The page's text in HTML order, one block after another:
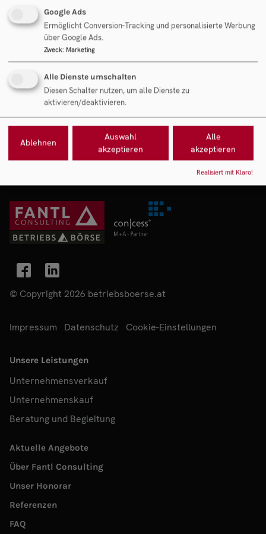
Verarbeitung der oben angeführten Daten zum Zweck
Erfüllung der angefragten Dienstleistung ein. Mit dem
Ankreuzen der Option zur Newsletter-Anmeldung
willigen Sie zudem in die Verarbeitung der oben
angeführten Daten zum Zweck der Zusendung eines E-
Mail-Newsletters ein.
© Copyright 2026 betriebsboerse.at
Impressum Datenschutz Cookie-Einstellungen
Unsere Leistungen
Unternehmensverkauf
Unternehmenskauf
Beratung und Begleitung
Aktuelle Angebote
Über Fantl Consulting
Unser Honorar
Referenzen
FAQ
Google Ads
Ermöglicht Conversion-Tracking und personalisierte Werbung
über Google Ads.
Zweck: Marketing
Alle Dienste umschalten
Diesen Schalter nutzen, um alle Dienste zu
aktivieren/deaktivieren.
Ablehnen
Auswahl
akzeptieren
Alle
akzeptieren
Realisiert mit Klaro!